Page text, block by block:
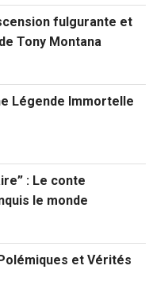
fulgurante et
Tony Montana
Légende Immortelle
: Le conte
le monde
et Vérités